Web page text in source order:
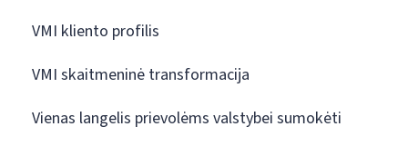
VMI kliento profilis
VMI skaitmeninė transformacija
Vienas langelis prievolėms valstybei sumokėti